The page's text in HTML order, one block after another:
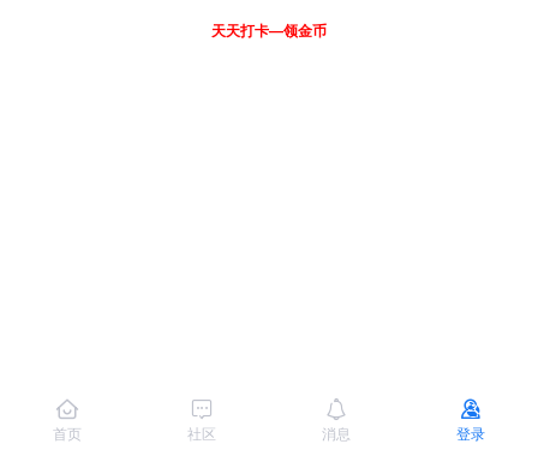
首页 社区 消息 登录
天天打卡—领金币